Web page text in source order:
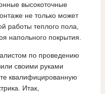
высокоточные
не только может
работы теплого пола,
напольного покрытия.
по проведению
своими руками
квалифицированную
Итак,